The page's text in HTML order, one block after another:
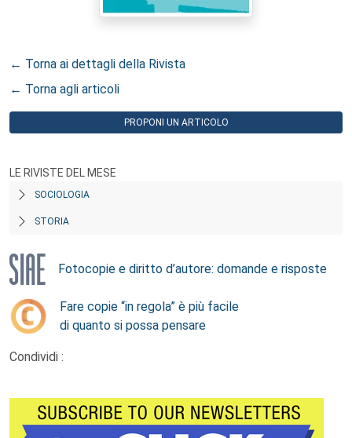
← Torna ai dettagli della Rivista
← Torna agli articoli
PROPONI UN ARTICOLO
LE RIVISTE DEL MESE
SOCIOLOGIA
STORIA
Fotocopie e diritto d’autore: domande e risposte
Fare copie “in regola” è più facile
di quanto si possa pensare
Condividi :